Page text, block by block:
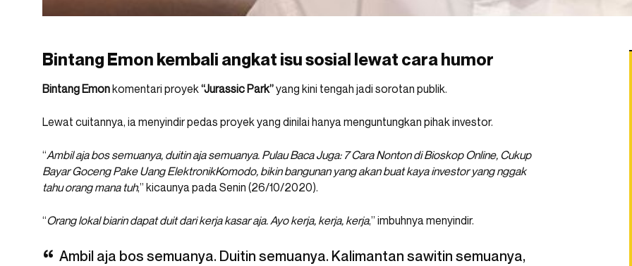
Bintang Emon kembali angkat isu sosial lewat cara humor
Bintang Emonkomentari proyek“Jurassic Park”yang kini tengah jadi sorotan publik.
Lewat cuitannya, ia menyindir pedas proyek yang dinilai hanya menguntungkan pihak investor.
“Ambil aja bos semuanya, duitin aja semuanya. Pulau Baca Juga: 7 Cara Nonton di Bioskop Online, Cukup
Bayar Goceng Pake Uang ElektronikKomodo, bikin bangunan yang akan buat kaya investor yang nggak
tahu orang mana tuh,” kicaunya pada Senin (26/10/2020).
“Orang lokal biarin dapat duit dari kerja kasar aja. Ayo kerja, kerja, kerja,” imbuhnya menyindir.
Ambil aja bos semuanya. Duitin semuanya. Kalimantan sawitin semuanya,